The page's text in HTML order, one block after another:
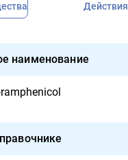
Действия
наименование